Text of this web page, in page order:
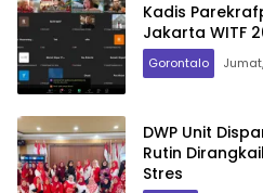
Kadis
Jakarta WITF
Gorontalo
DWP Unit
Rutin
Stres